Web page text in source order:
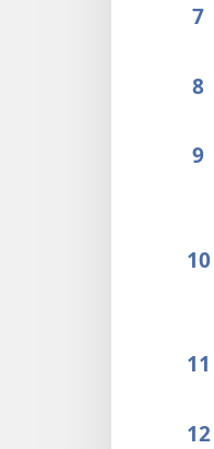
7
8
9
10
11
12